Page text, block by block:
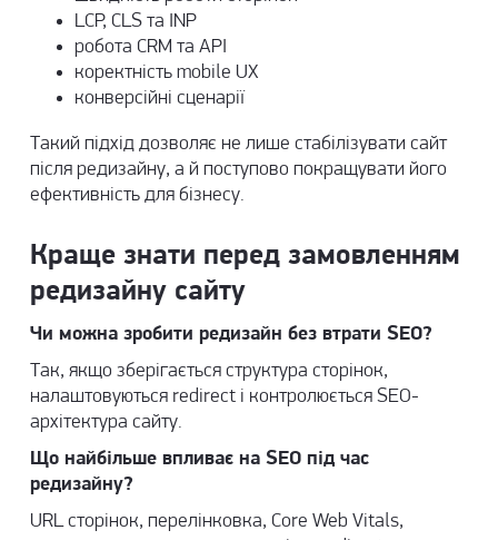
LCP, CLS та INP
робота CRM та API
коректність mobile UX
конверсійні сценарії
Такий підхід дозволяє не лише стабілізувати сайт
після редизайну, а й поступово покращувати його
ефективність для бізнесу.
Краще знати перед замовленням
редизайну сайту
Чи можна зробити редизайн без втрати SEO?
Так, якщо зберігається структура сторінок,
налаштовуються redirect і контролюється SEO-
архітектура сайту.
Що найбільше впливає на SEO під час
редизайну?
URL сторінок, перелінковка, Core Web Vitals,